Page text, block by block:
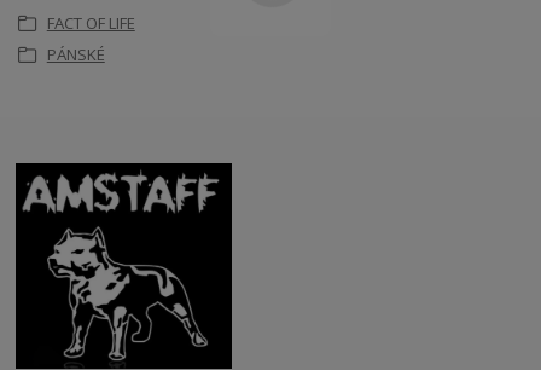
FACT OF LIFE
PÁNSKÉ